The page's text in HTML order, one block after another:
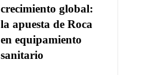
crecimiento global:
la apuesta de Roca
en equipamiento
sanitario